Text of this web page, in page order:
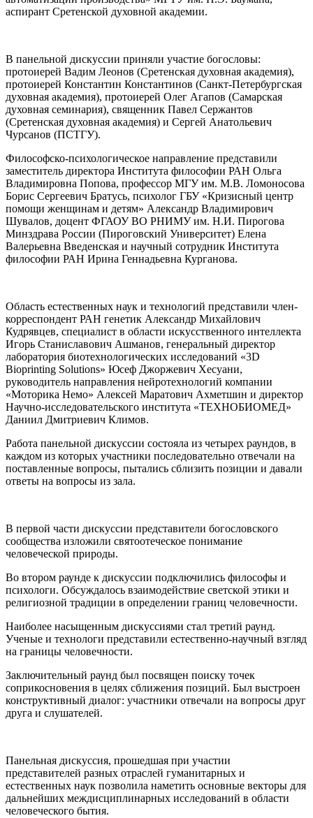
аспирант Сретенской духовной академии.
В панельной дискуссии приняли участие богословы:
протоиерей Вадим Леонов (Сретенская духовная академия),
протоиерей Константин Константинов (Санкт-Петербургская
духовная академия), протоиерей Олег Агапов (Самарская
духовная семинария), священник Павел Сержантов
(Сретенская духовная академия) и Сергей Анатольевич
Чурсанов (ПСТГУ).
Философско-психологическое направление представили
заместитель директора Института философии РАН Ольга
Владимировна Попова, профессор МГУ им. М.В. Ломоносова
Борис Сергеевич Братусь, психолог ГБУ «Кризисный центр
помощи женщинам и детям» Александр Владимирович
Шувалов, доцент ФГАОУ ВО РНИМУ им. Н.И. Пирогова
Минздрава России (Пироговский Университет) Елена
Валерьевна Введенская и научный сотрудник Института
философии РАН Ирина Геннадьевна Курганова.
Область естественных наук и технологий представили член-
корреспондент РАН генетик Александр Михайлович
Кудрявцев, специалист в области искусственного интеллекта
Игорь Станиславович Ашманов, генеральный директор
лаборатория биотехнологических исследований «3D
Bioprinting Solutions» Юсеф Джоржевич Хесуани,
руководитель направления нейротехнологий компании
«Моторика Немо» Алексей Маратович Ахметшин и директор
Научно-исследовательского института «ТЕХНОБИОМЕД»
Даниил Дмитриевич Климов.
Работа панельной дискуссии состояла из четырех раундов, в
каждом из которых участники последовательно отвечали на
поставленные вопросы, пытались сблизить позиции и давали
ответы на вопросы из зала.
В первой части дискуссии представители богословского
сообщества изложили святоотеческое понимание
человеческой природы.
Во втором раунде к дискуссии подключились философы и
психологи. Обсуждалось взаимодействие светской этики и
религиозной традиции в определении границ человечности.
Наиболее насыщенным дискуссиями стал третий раунд.
Ученые и технологи представили естественно-научный взгляд
на границы человечности.
Заключительный раунд был посвящен поиску точек
соприкосновения в целях сближения позиций. Был выстроен
конструктивный диалог: участники отвечали на вопросы друг
друга и слушателей.
Панельная дискуссия, прошедшая при участии
представителей разных отраслей гуманитарных и
естественных наук позволила наметить основные векторы для
дальнейших междисциплинарных исследований в области
человеческого бытия.